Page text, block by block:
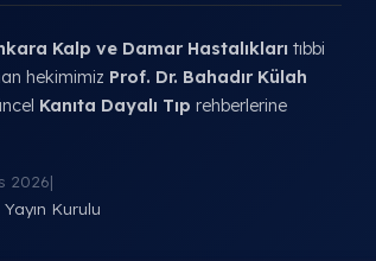
Kalp ve Damar Hastalıkları tıbbi
hekimimiz Prof. Dr. Bahadır Külah
Kanıta Dayalı Tıp rehberlerine
2026|
Kurulu